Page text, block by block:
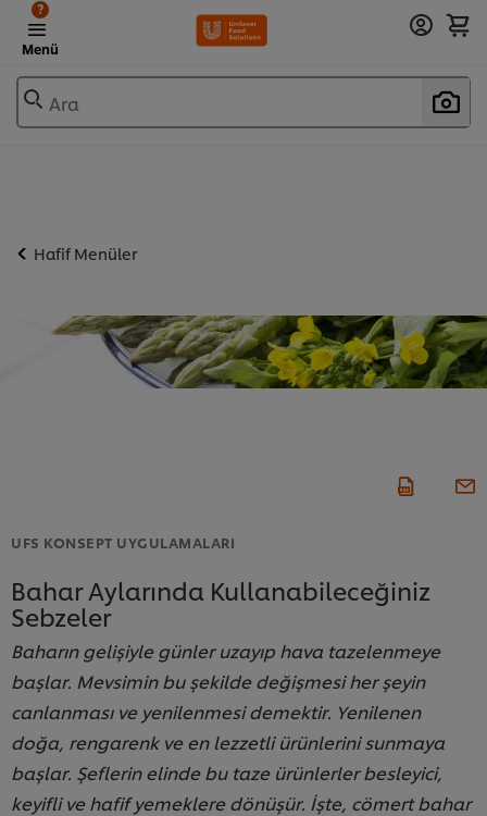
Menü
?
Ara
Hafif Menüler
UFS KONSEPT UYGULAMALARI
Bahar Aylarında Kullanabileceğiniz
Sebzeler
Baharın gelişiyle günler uzayıp hava tazelenmeye
başlar. Mevsimin bu şekilde değişmesi her şeyin
canlanması ve yenilenmesi demektir. Yenilenen
doğa, rengarenk ve en lezzetli ürünlerini sunmaya
başlar. Şeflerin elinde bu taze ürünlerler besleyici,
keyifli ve hafif yemeklere dönüşür. İşte, cömert bahar